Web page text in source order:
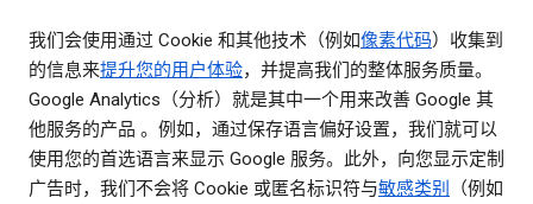
我们会使用通过 Cookie 和其他技术（例如像素代码）收集到
的信息来提升您的用户体验，并提高我们的整体服务质量。
Google Analytics（分析）就是其中一个用来改善 Google 其
他服务的产品 。例如，通过保存语言偏好设置，我们就可以
使用您的首选语言来显示 Google 服务。此外，向您显示定制
广告时，我们不会将 Cookie 或匿名标识符与敏感类别
（例如